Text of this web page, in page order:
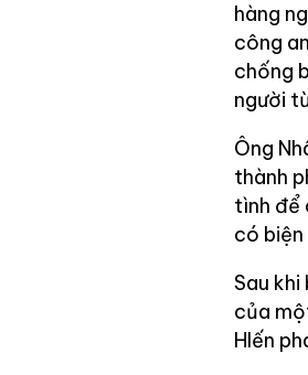
hàng
công
chống
người
Ông
thành
tình để
có biện
Sau
của
HIến